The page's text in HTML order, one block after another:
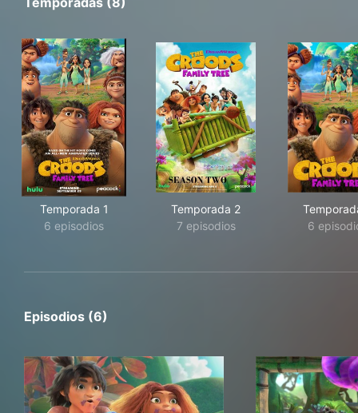
Temporada 1
6 episodios
Temporada 2
7 episodios
6
Episodios (6)